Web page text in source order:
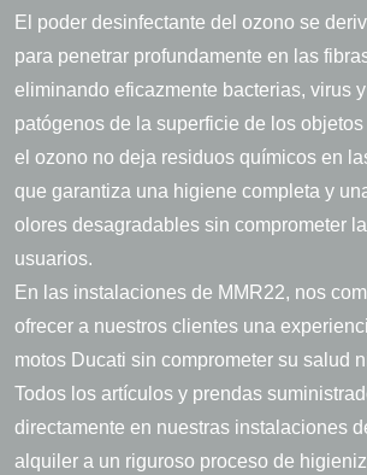
El poder desinfectante del ozono se
para penetrar profundamente en las
eliminando eficazmente bacterias, virus
patógenos de la superficie de los
el ozono no deja residuos químicos en
que garantiza una higiene completa y
olores desagradables sin comprometer
usuarios.
En las instalaciones de MMR22, nos
ofrecer a nuestros clientes una
motos Ducati sin comprometer su salud
Todos los artículos y prendas
directamente en nuestras instalaciones
alquiler a un riguroso proceso de